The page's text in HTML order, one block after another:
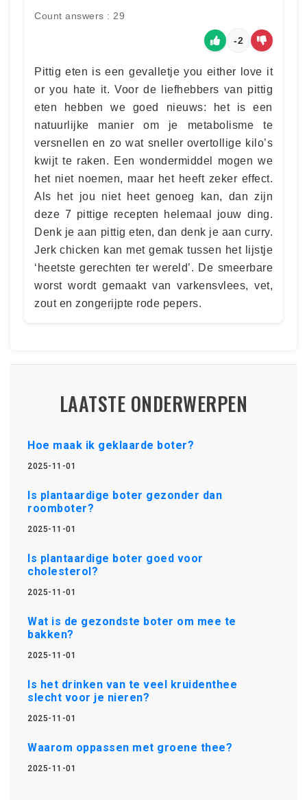
Count answers : 29
-2
Pittig eten is een gevalletje you either love it
or you hate it. Voor de liefhebbers van pittig
eten hebben we goed nieuws: het is een
natuurlijke manier om je metabolisme te
versnellen en zo wat sneller overtollige kilo’s
kwijt te raken. Een wondermiddel mogen we
het niet noemen, maar het heeft zeker effect.
Als het jou niet heet genoeg kan, dan zijn
deze 7 pittige recepten helemaal jouw ding.
Denk je aan pittig eten, dan denk je aan curry.
Jerk chicken kan met gemak tussen het lijstje
‘heetste gerechten ter wereld’. De smeerbare
worst wordt gemaakt van varkensvlees, vet,
zout en zongerijpte rode pepers.
LAATSTE ONDERWERPEN
Hoe maak ik geklaarde boter?
2025-11-01
Is plantaardige boter gezonder dan
roomboter?
2025-11-01
Is plantaardige boter goed voor
cholesterol?
2025-11-01
Wat is de gezondste boter om mee te
bakken?
2025-11-01
Is het drinken van te veel kruidenthee
slecht voor je nieren?
2025-11-01
Waarom oppassen met groene thee?
2025-11-01